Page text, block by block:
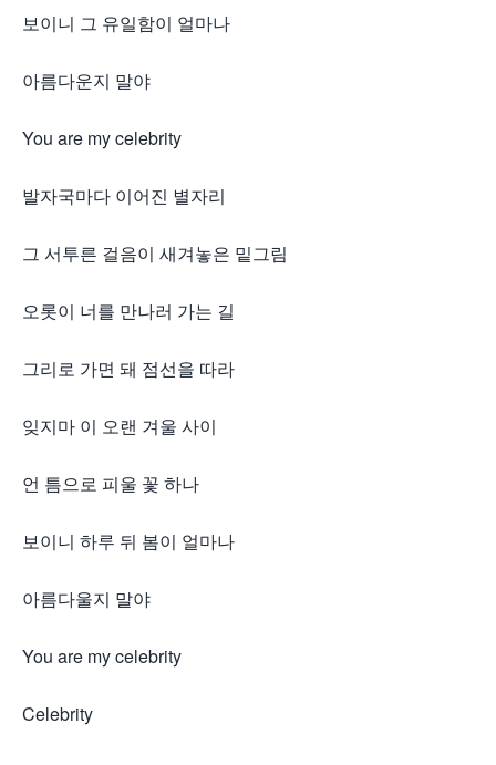
보이니 그 유일함이 얼마나
아름다운지 말야
You are my celebrity
발자국마다 이어진 별자리
그 서투른 걸음이 새겨놓은 밑그림
오롯이 너를 만나러 가는 길
그리로 가면 돼 점선을 따라
잊지마 이 오랜 겨울 사이
언 틈으로 피울 꽃 하나
보이니 하루 뒤 봄이 얼마나
아름다울지 말야
You are my celebrity
Celebrity